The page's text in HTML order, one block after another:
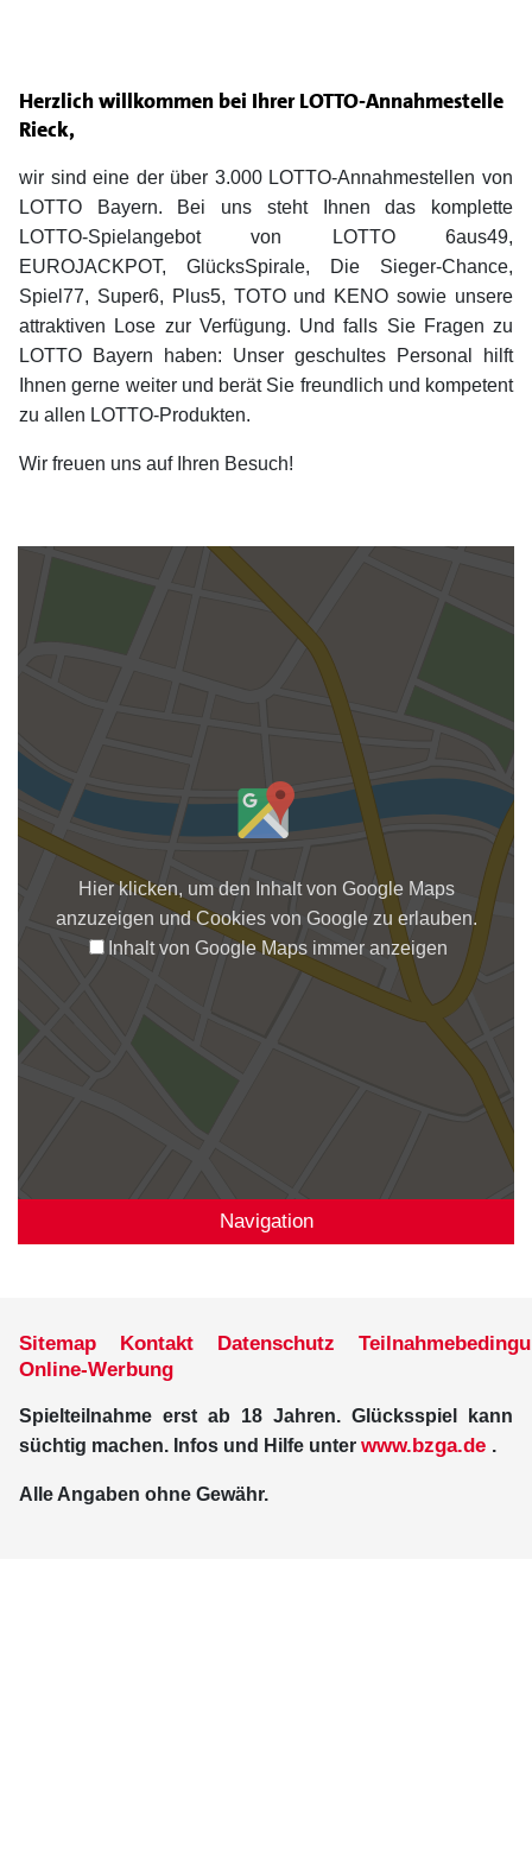
Herzlich willkommen bei Ihrer LOTTO-Annahmestelle
Rieck,
wir sind eine der über 3.000 LOTTO-Annahmestellen von
LOTTO Bayern. Bei uns steht Ihnen das komplette
LOTTO-Spielangebot von LOTTO 6aus49,
EUROJACKPOT, GlücksSpirale, Die Sieger-Chance,
Spiel77, Super6, Plus5, TOTO und KENO sowie unsere
attraktiven Lose zur Verfügung. Und falls Sie Fragen zu
LOTTO Bayern haben: Unser geschultes Personal hilft
Ihnen gerne weiter und berät Sie freundlich und kompetent
zu allen LOTTO-Produkten.
Wir freuen uns auf Ihren Besuch!
Hier klicken, um den Inhalt von Google Maps
anzuzeigen und Cookies von Google zu erlauben.
Inhalt von Google Maps immer anzeigen
Navigation
Sitemap Kontakt Datenschutz
Online-Werbung
Spielteilnahme erst ab 18 Jahren. Glücksspiel kann
süchtig machen. Infos und Hilfe unter www.bzga.de .
Alle Angaben ohne Gewähr.